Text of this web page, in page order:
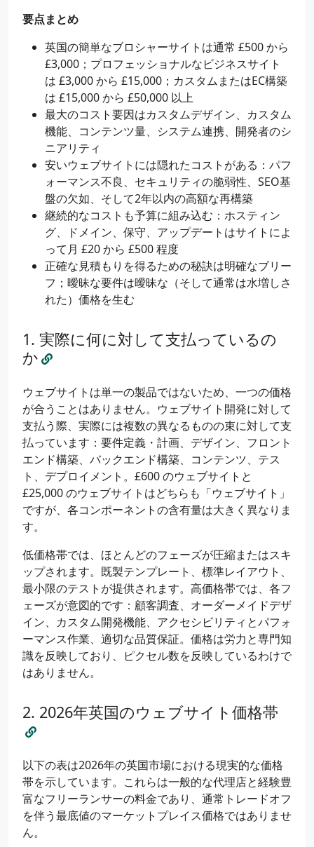
要点まとめ
英国の簡単なブロシャーサイトは通常 £500 から
£3,000；プロフェッショナルなビジネスサイト
は £3,000 から £15,000；カスタムまたはEC構築
は £15,000 から £50,000 以上
最大のコスト要因はカスタムデザイン、カスタム
機能、コンテンツ量、システム連携、開発者のシ
ニアリティ
安いウェブサイトには隠れたコストがある：パフ
ォーマンス不良、セキュリティの脆弱性、SEO基
盤の欠如、そして2年以内の高額な再構築
継続的なコストも予算に組み込む：ホスティン
グ、ドメイン、保守、アップデートはサイトによ
って月 £20 から £500 程度
正確な見積もりを得るための秘訣は明確なブリー
フ；曖昧な要件は曖昧な（そして通常は水増しさ
れた）価格を生む
実際に何に対して支払っているの
か
ウェブサイトは単一の製品ではないため、一つの価格
が合うことはありません。ウェブサイト開発に対して
支払う際、実際には複数の異なるものの束に対して支
払っています：要件定義・計画、デザイン、フロント
エンド構築、バックエンド構築、コンテンツ、テス
ト、デプロイメント。£600 のウェブサイトと
£25,000 のウェブサイトはどちらも「ウェブサイト」
ですが、各コンポーネントの含有量は大きく異なりま
す。
低価格帯では、ほとんどのフェーズが圧縮またはスキ
ップされます。既製テンプレート、標準レイアウト、
最小限のテストが提供されます。高価格帯では、各フ
ェーズが意図的です：顧客調査、オーダーメイドデザ
イン、カスタム開発機能、アクセシビリティとパフォ
ーマンス作業、適切な品質保証。価格は労力と専門知
識を反映しており、ピクセル数を反映しているわけで
はありません。
2026年英国のウェブサイト価格帯
以下の表は2026年の英国市場における現実的な価格
帯を示しています。これらは一般的な代理店と経験豊
富なフリーランサーの料金であり、通常トレードオフ
を伴う最底値のマーケットプレイス価格ではありませ
ん。